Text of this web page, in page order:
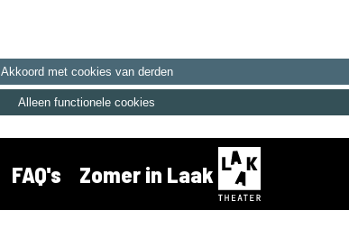
Akkoord met cookies van derden
Alleen functionele cookies
FAQ's Zomer in Laak